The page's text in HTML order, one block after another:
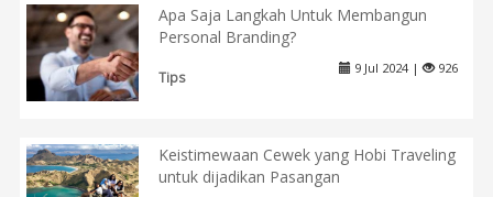
Apa Saja Langkah Untuk Membangun
Personal Branding?
Tips
9 Jul 2024 | 926
Keistimewaan Cewek yang Hobi Traveling
untuk dijadikan Pasangan